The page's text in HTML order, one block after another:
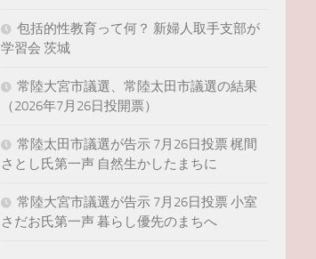
包括的性教育って何？ 新婦人取手支部が
学習会 茨城
常陸大宮市議選、常陸太田市議選の結果
（2026年7月26日投開票）
常陸太田市議選が告示 7月26日投票 梶間
さとし氏第一声 自然生かしたまちに
常陸大宮市議選が告示 7月26日投票 小室
さだお氏第一声 暮らし優先のまちへ